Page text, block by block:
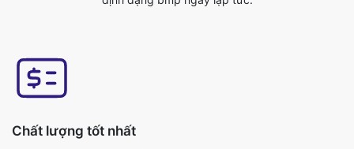
Chất lượng tốt nhất
Chất lượng hình ảnh của bạn sẽ không bị ảnh hưởng khi chuyển
ảnh trực tuyến của chúng tôi có đây là một trong những tính
năng chính của nó. Chúng tôi đảm bảo các tệp đã chuyển đổi